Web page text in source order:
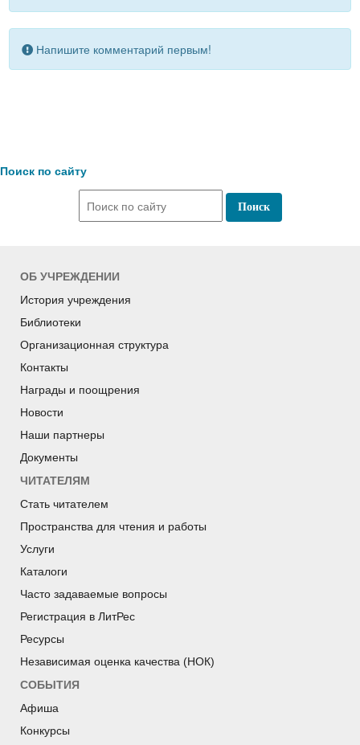
Напишите комментарий первым!
Поиск по сайту
ОБ УЧРЕЖДЕНИИ
История учреждения
Библиотеки
Организационная структура
Контакты
Награды и поощрения
Новости
Наши партнеры
Документы
ЧИТАТЕЛЯМ
Стать читателем
Пространства для чтения и работы
Услуги
Каталоги
Часто задаваемые вопросы
Регистрация в ЛитРес
Ресурсы
Независимая оценка качества (НОК)
СОБЫТИЯ
Афиша
Конкурсы